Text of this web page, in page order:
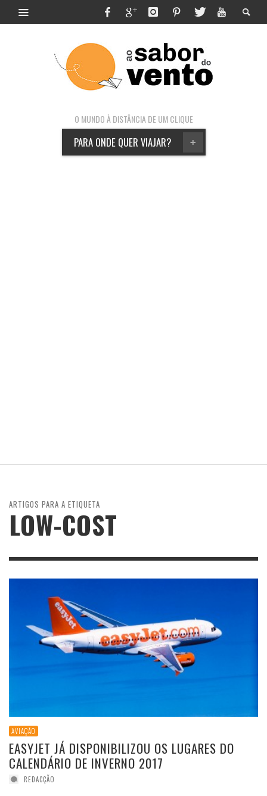
O MUNDO À DISTÂNCIA DE UM CLIQUE
+
PARA ONDE QUER VIAJAR?
ARTIGOS PARA A ETIQUETA
LOW-COST
AVIAÇÃO
EASYJET JÁ DISPONIBILIZOU OS LUGARES DO
CALENDÁRIO DE INVERNO 2017
REDACÇÃO